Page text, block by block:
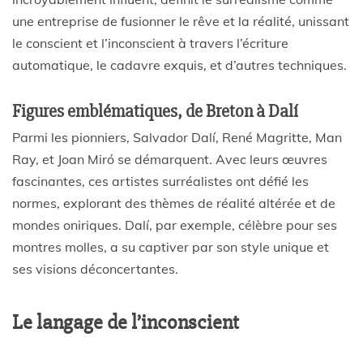
une entreprise de fusionner le rêve et la réalité, unissant
le conscient et l’inconscient à travers l’écriture
automatique, le cadavre exquis, et d’autres techniques.
Figures emblématiques, de Breton à Dalí
Parmi les pionniers, Salvador Dalí, René Magritte, Man
Ray, et Joan Miró se démarquent. Avec leurs œuvres
fascinantes, ces artistes surréalistes ont défié les
normes, explorant des thèmes de réalité altérée et de
mondes oniriques. Dalí, par exemple, célèbre pour ses
montres molles, a su captiver par son style unique et
ses visions déconcertantes.
Le langage de l’inconscient